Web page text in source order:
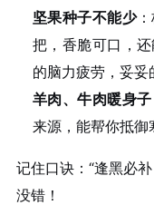
坚果种子不能少
把，香脆可口，
的脑力疲劳，妥妥
羊肉、牛肉暖身子
来源，能帮你抵御
记住口诀：“逢黑必
没错！